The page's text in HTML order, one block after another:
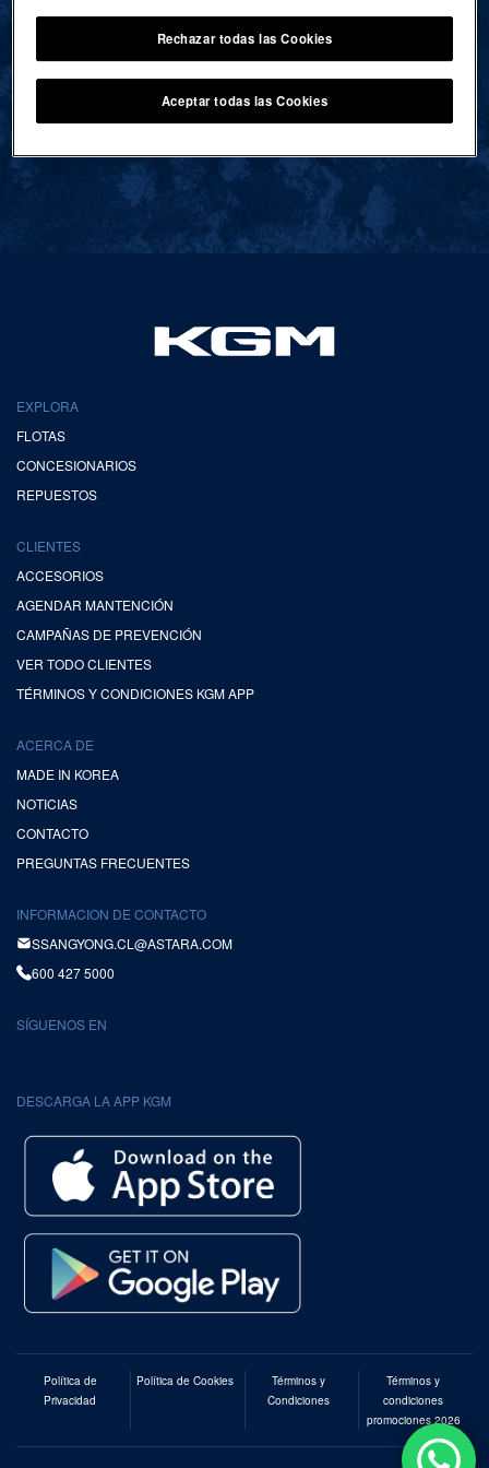
VOLVER AL INICIO
EXPLORA
FLOTAS
CONCESIONARIOS
REPUESTOS
CLIENTES
ACCESORIOS
AGENDAR MANTENCIÓN
CAMPAÑAS DE PREVENCIÓN
VER TODO CLIENTES
TÉRMINOS Y CONDICIONES KGM APP
ACERCA DE
MADE IN KOREA
NOTICIAS
CONTACTO
PREGUNTAS FRECUENTES
INFORMACION DE CONTACTO
SSANGYONG.CL@ASTARA.COM
600 427 5000
SÍGUENOS EN
DESCARGA LA APP KGM
Política de
Privacidad
Política de Cookies
Términos y
Condiciones
Términos y
condiciones
promociones 2026
Rechazar todas las Cookies
Aceptar todas las Cookies